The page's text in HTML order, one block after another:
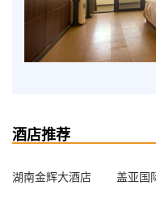
酒店推荐
湖南金辉大酒店